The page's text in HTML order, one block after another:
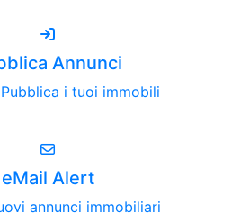
Annunci
i tuoi immobili
eMail Alert
annunci immobiliari